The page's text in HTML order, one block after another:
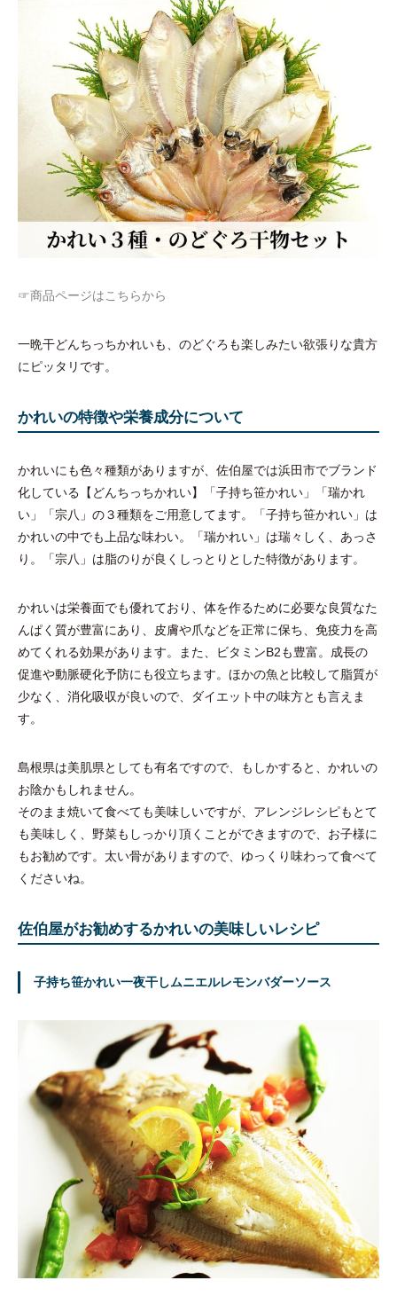
☞商品ページはこちらから
一晩干どんちっちかれいも、のどぐろも楽しみたい欲張りな貴方
にピッタリです。
かれいの特徴や栄養成分について
かれいにも色々種類がありますが、佐伯屋では浜田市でブランド
化している【どんちっちかれい】「子持ち笹かれい」「瑞かれ
い」「宗八」の３種類をご用意してます。「子持ち笹かれい」は
かれいの中でも上品な味わい。「瑞かれい」は瑞々しく、あっさ
り。「宗八」は脂のりが良くしっとりとした特徴があります。
かれいは栄養面でも優れており、体を作るために必要な良質なた
んぱく質が豊富にあり、皮膚や爪などを正常に保ち、免疫力を高
めてくれる効果があります。また、ビタミンB2も豊富。成長の
促進や動脈硬化予防にも役立ちます。ほかの魚と比較して脂質が
少なく、消化吸収が良いので、ダイエット中の味方とも言えま
す。
島根県は美肌県としても有名ですので、もしかすると、かれいの
お陰かもしれません。
そのまま焼いて食べても美味しいですが、アレンジレシピもとて
も美味しく、野菜もしっかり頂くことができますので、お子様に
もお勧めです。太い骨がありますので、ゆっくり味わって食べて
くださいね。
佐伯屋がお勧めするかれいの美味しいレシピ
子持ち笹かれい一夜干しムニエルレモンバダーソース